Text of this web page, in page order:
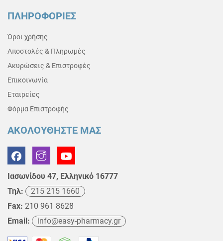
ΠΛΗΡΟΦΟΡΙΕΣ
Όροι χρήσης
Αποστολές & Πληρωμές
Ακυρώσεις & Επιστροφές
Επικοινωνία
Εταιρείες
Φόρμα Επιστροφής
ΑΚΟΛΟΥΘΗΣΤΕ ΜΑΣ
Ιασωνίδου 47, Ελληνικό 16777
Τηλ:
215 215 1660
Fax: 210 961 8628
Email:
info@easy-pharmacy.gr